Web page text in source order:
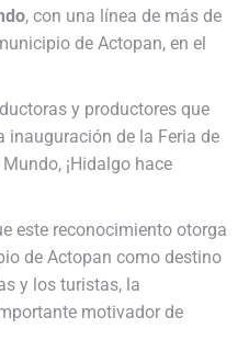
, con una línea de más de
de Actopan, en el
y productores que
inauguración de la Feria de
¡Hidalgo hace
este reconocimiento otorga
de Actopan como destino
y los turistas, la
motivador de